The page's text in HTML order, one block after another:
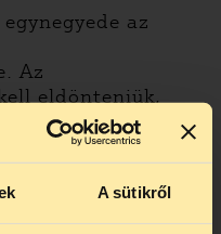
A sütikről
az
Az
eldönteniük,
összefüggő
valamint az